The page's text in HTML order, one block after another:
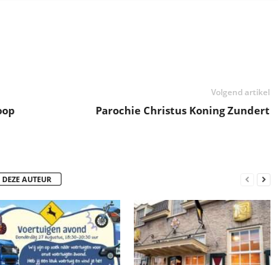
Volgend artikel
Parochie Christus Koning Zundert
AUTEUR